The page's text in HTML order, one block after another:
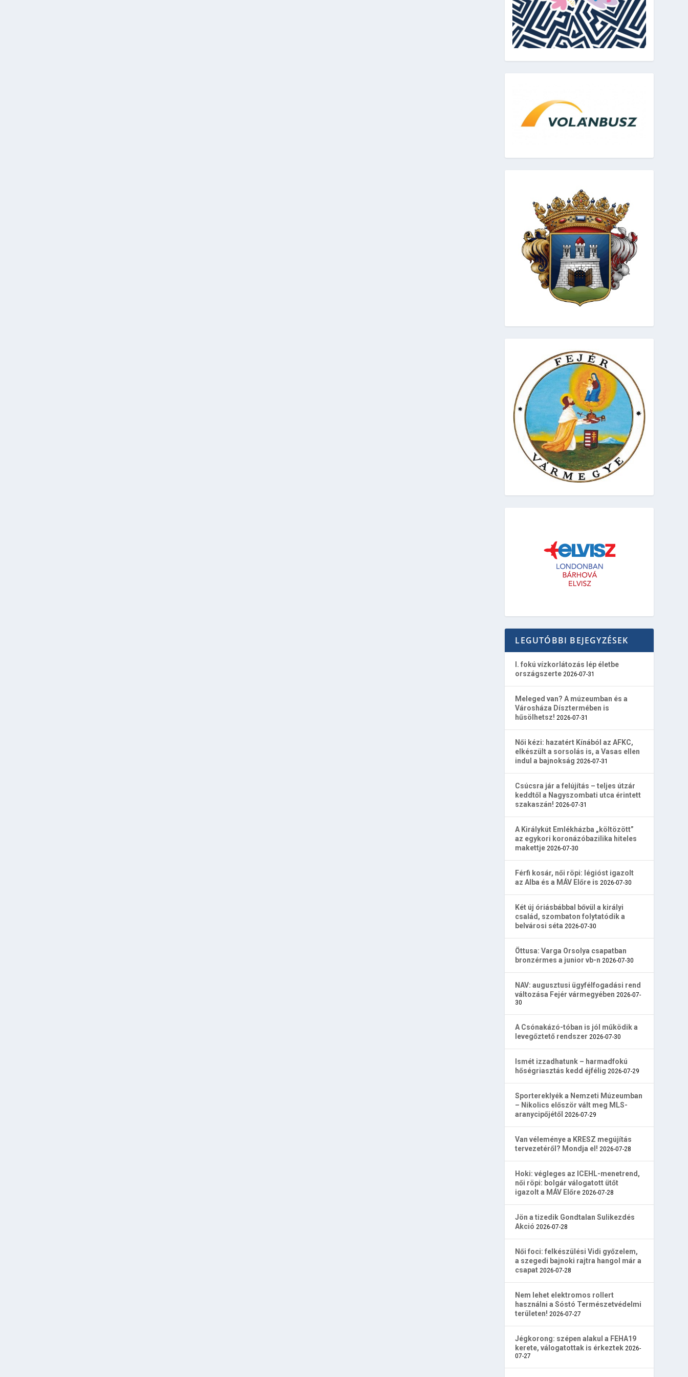
LEGUTÓBBI BEJEGYZÉSEK
I. fokú vízkorlátozás lép életbe
országszerte 2026-07-31
Meleged van? A múzeumban és a
Városháza Dísztermében is
hűsölhetsz! 2026-07-31
Női kézi: hazatért Kínából az AFKC,
elkészült a sorsolás is, a Vasas ellen
indul a bajnokság 2026-07-31
Csúcsra jár a felújítás – teljes útzár
keddtől a Nagyszombati utca érintett
szakaszán! 2026-07-31
A Királykút Emlékházba „költözött”
az egykori koronázóbazilika hiteles
makettje 2026-07-30
Férfi kosár, női röpi: légióst igazolt
az Alba és a MÁV Előre is 2026-07-30
Két új óriásbábbal bővül a királyi
család, szombaton folytatódik a
belvárosi séta 2026-07-30
Öttusa: Varga Orsolya csapatban
bronzérmes a junior vb-n 2026-07-30
NAV: augusztusi ügyfélfogadási rend
változása Fejér vármegyében 2026-07-
30
A Csónakázó-tóban is jól működik a
levegőztető rendszer 2026-07-30
Ismét izzadhatunk – harmadfokú
hőségriasztás kedd éjfélig 2026-07-29
Sportereklyék a Nemzeti Múzeumban
– Nikolics először vált meg MLS-
aranycipőjétől 2026-07-29
Van véleménye a KRESZ megújítás
tervezetéről? Mondja el! 2026-07-28
Hoki: végleges az ICEHL-menetrend,
női röpi: bolgár válogatott ütőt
igazolt a MÁV Előre 2026-07-28
Jön a tizedik Gondtalan Sulikezdés
Akció 2026-07-28
Női foci: felkészülési Vidi győzelem,
a szegedi bajnoki rajtra hangol már a
csapat 2026-07-28
Nem lehet elektromos rollert
használni a Sóstó Természetvédelmi
területen! 2026-07-27
Jégkorong: szépen alakul a FEHA19
kerete, válogatottak is érkeztek 2026-
07-27